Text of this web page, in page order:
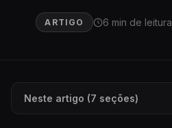
ARTIGO 6 min de leitura
Neste artigo (7 seções)